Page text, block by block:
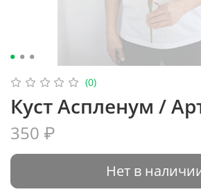
(0)
Куст Аспленум /
350 ₽
Нет в